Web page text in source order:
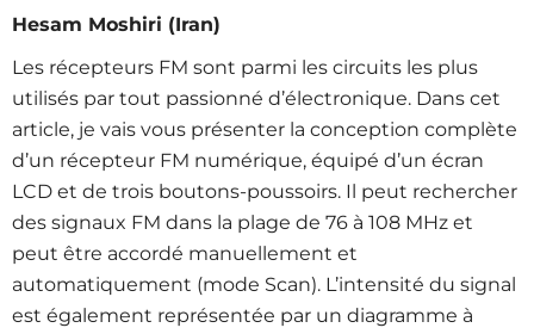
Hesam Moshiri (Iran)
Les récepteurs FM sont parmi les circuits les plus
utilisés par tout passionné d’électronique. Dans cet
article, je vais vous présenter la conception complète
d’un récepteur FM numérique, équipé d’un écran
LCD et de trois boutons-poussoirs. Il peut rechercher
des signaux FM dans la plage de 76 à 108 MHz et
peut être accordé manuellement et
automatiquement (mode Scan). L’intensité du signal
est également représentée par un diagramme à